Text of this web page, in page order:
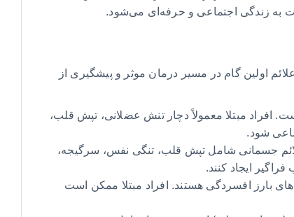
به زندگی اجتماعی و حرفه‌ای می‌شود.
اولین گام در مسیر درمان موثر و پیشگیری از
افراد مبتلا معمولاً دچار تنش عضلانی، تپش قلب،
شود.
جسمانی شامل تپش قلب، تنگی نفس، سرگیجه،
ایجاد کنند.
بارز افسردگی هستند. افراد مبتلا ممکن است